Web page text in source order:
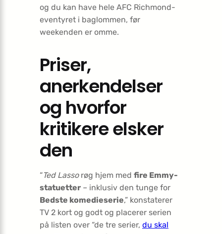
og du kan have hele AFC Richmond-
eventyret i baglommen, før
weekenden er omme.
Priser,
anerkendelser
og hvorfor
kritikere elsker
den
“Ted Lassorøg hjem med fire Emmy-
statuetter – inklusiv den tunge for
Bedste komedieserie,” konstaterer
TV 2 kort og godt og placerer serien
på listen over “de tre serier, du skal